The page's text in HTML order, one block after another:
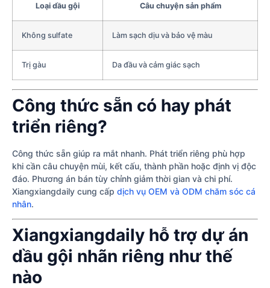
Loại dầu gội Câu chuyện sản phẩm
Không sulfate Làm sạch dịu và bảo vệ màu
Trị gàu Da đầu và cảm giác sạch
Công thức sẵn có hay phát
triển riêng?
Công thức sẵn giúp ra mắt nhanh. Phát triển riêng phù hợp
khi cần câu chuyện mùi, kết cấu, thành phần hoặc định vị độc
đáo. Phương án bán tùy chỉnh giảm thời gian và chi phí.
Xiangxiangdaily cung cấp dịch vụ OEM và ODM chăm sóc cá
nhân.
Xiangxiangdaily hỗ trợ dự án
dầu gội nhãn riêng như thế
nào